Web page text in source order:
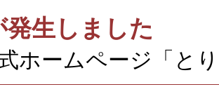
発生しました
ホームページ「と